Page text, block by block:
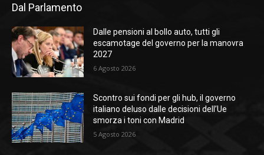
Dal Parlamento
Dalle pensioni al bollo auto, tutti gli
escamotage del governo per la manovra
2027
6 Agosto 2026
Scontro sui fondi per gli hub, il governo
italiano deluso dalle decisioni dell’Ue
smorza i toni con Madrid
5 Agosto 2026